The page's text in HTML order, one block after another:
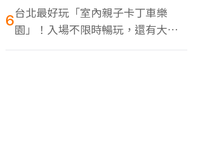
6台北最好玩「室內親子卡丁車樂
園」！入場不限時暢玩，還有大螢
幕Switch遊戲區